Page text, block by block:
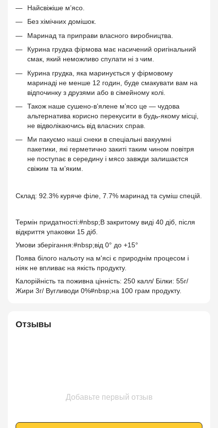
Найсвіжіше м’ясо.
Без хімічних домішок.
Маринад та приправи власного виробництва.
Курина грудка фірмова має насичений оригінальний
смак, який неможливо спулати ні з чим.
Курина грудка, яка маринується у фірмовому
маринаді не менше 12 годин, буде смакувати вам на
відпочинку з друзями або в сімейному колі.
Також наше сушено-в’ялене м’ясо це — чудова
альтернатива корисно перекусити в будь-якому місці,
не відволікаючись від власних справ.
Ми пакуємо наші снеки в спеціальні вакуумні
пакетики, які герметично закиті таким чином повітря
не поступає в середину і мясо завжди залишаєтся
свіжим та м’яким.
Склад: 92.3% куряче філе, 7.7% маринад та суміш спецій.
Термін придатності:#nbsp;В закритому виді 40 діб, після
відкриття упаковки 15 діб.
Умови зберігання:#nbsp;від 0° до +15°
Поява білого нальоту на м'ясі є природнім процесом і
ніяк не впливає на якість продукту.
Калорійність та поживна цінність: 250 калл/ Білки: 55г/
Жири 3г/ Вугливоди 0%#nbsp;на 100 грам продукту.
Отзывы
Добавьте первый отзыв